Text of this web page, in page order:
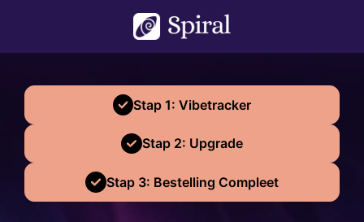
Stap 1: Vibetracker
Stap 2: Upgrade
Stap 3: Bestelling Compleet